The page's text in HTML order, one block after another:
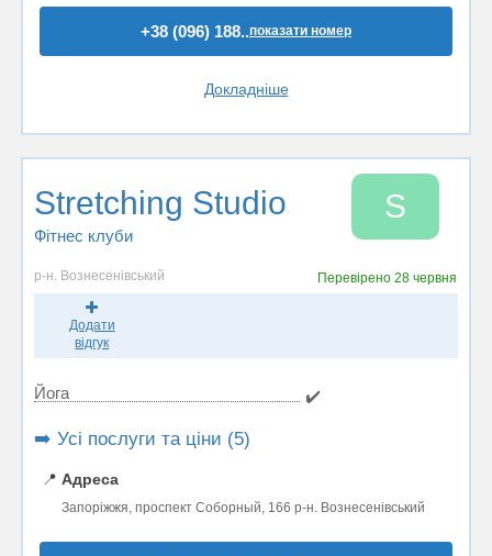
+38 (096) 188..показати номер
Докладніше
Stretching Studio
Фітнес клуби
S
р-н. Вознесенівський Перевірено28 червня
Додати
відгук
Йога ✔️
➡️ Усі послуги та ціни (5)
📍 Адреса
Запоріжжя, проспект Соборный, 166 р-н. Вознесенівський